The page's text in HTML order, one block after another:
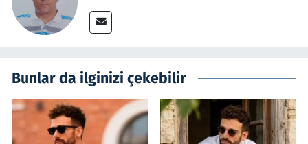
Bunlar da ilginizi çekebilir